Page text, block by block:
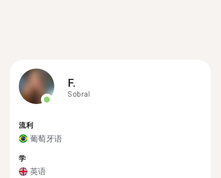
F.
Sobral
流利
葡萄牙语
学
英语